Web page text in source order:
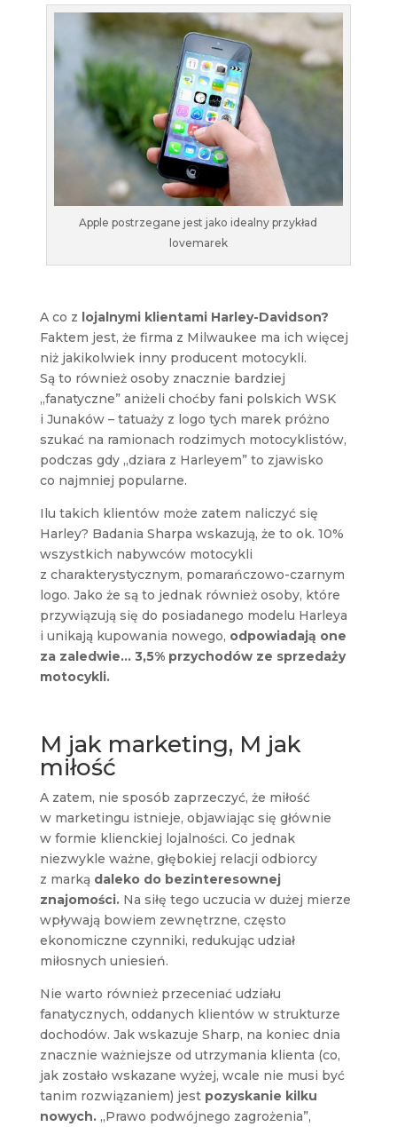
Apple postrzegane jest jako idealny przykład
lovemarek
A co z lojalnymi klientami Harley-Davidson?
Faktem jest, że firma z Milwaukee ma ich więcej
niż jakikolwiek inny producent motocykli.
Są to również osoby znacznie bardziej
„fanatyczne” aniżeli choćby fani polskich WSK
i Junaków – tatuaży z logo tych marek próżno
szukać na ramionach rodzimych motocyklistów,
podczas gdy „dziara z Harleyem” to zjawisko
co najmniej popularne.
Ilu takich klientów może zatem naliczyć się
Harley? Badania Sharpa wskazują, że to ok. 10%
wszystkich nabywców motocykli
z charakterystycznym, pomarańczowo-czarnym
logo. Jako że są to jednak również osoby, które
przywiązują się do posiadanego modelu Harleya
i unikają kupowania nowego, odpowiadają one
za zaledwie… 3,5% przychodów ze sprzedaży
motocykli.
M jak marketing, M jak
miłość
A zatem, nie sposób zaprzeczyć, że miłość
w marketingu istnieje, objawiając się głównie
w formie klienckiej lojalności. Co jednak
niezwykle ważne, głębokiej relacji odbiorcy
z marką daleko do bezinteresownej
znajomości.Na siłę tego uczucia w dużej mierze
wpływają bowiem zewnętrzne, często
ekonomiczne czynniki, redukując udział
miłosnych uniesień.
Nie warto również przeceniać udziału
fanatycznych, oddanych klientów w strukturze
dochodów. Jak wskazuje Sharp, na koniec dnia
znacznie ważniejsze od utrzymania klienta (co,
jak zostało wskazane wyżej, wcale nie musi być
tanim rozwiązaniem) jest pozyskanie kilku
nowych.„Prawo podwójnego zagrożenia”,